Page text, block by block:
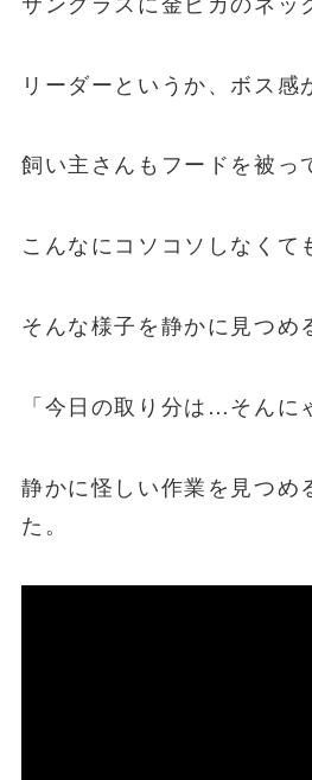
リーダーというか、ボス感
飼い主さんもフードを被っ
こんなにコソコソしなくて
そんな様子を静かに見つめ
「今日の取り分は…そんに
静かに怪しい作業を見つめ
た。